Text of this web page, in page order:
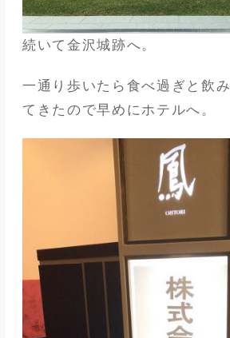
続いて金沢城跡へ。
一通り歩いたら食べ過ぎと飲
てきたので早めにホテルへ。